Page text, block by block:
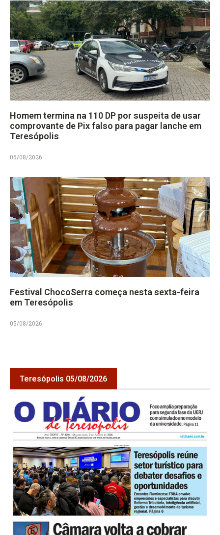
Homem termina na 110 DP por suspeita de usar
comprovante de Pix falso para pagar lanche em
Teresópolis
05/08/2026
Festival ChocoSerra começa nesta sexta-feira
em Teresópolis
05/08/2026
Teresópolis 05/08/2026